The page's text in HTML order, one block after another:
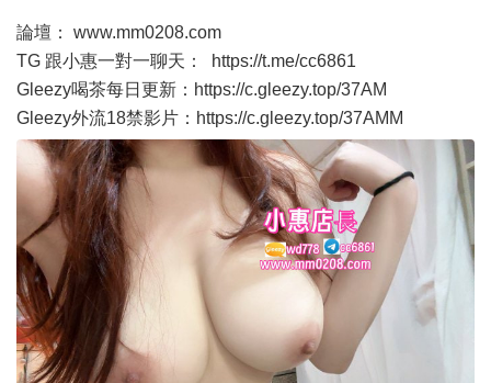
論壇： www.mm0208.com
TG 跟小惠一對一聊天：
https://t.me/cc6861
Gleezy喝茶每日更新： https://c.gleezy.top/37AM
Gleezy外流18禁影片： https://c.gleezy.top/37AMM